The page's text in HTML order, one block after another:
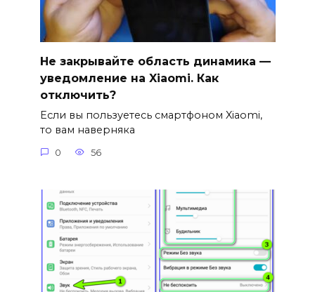
Не закрывайте область динамика —
уведомление на Xiaomi. Как
отключить?
Если вы пользуетесь смартфоном Xiaomi,
то вам наверняка
0 56